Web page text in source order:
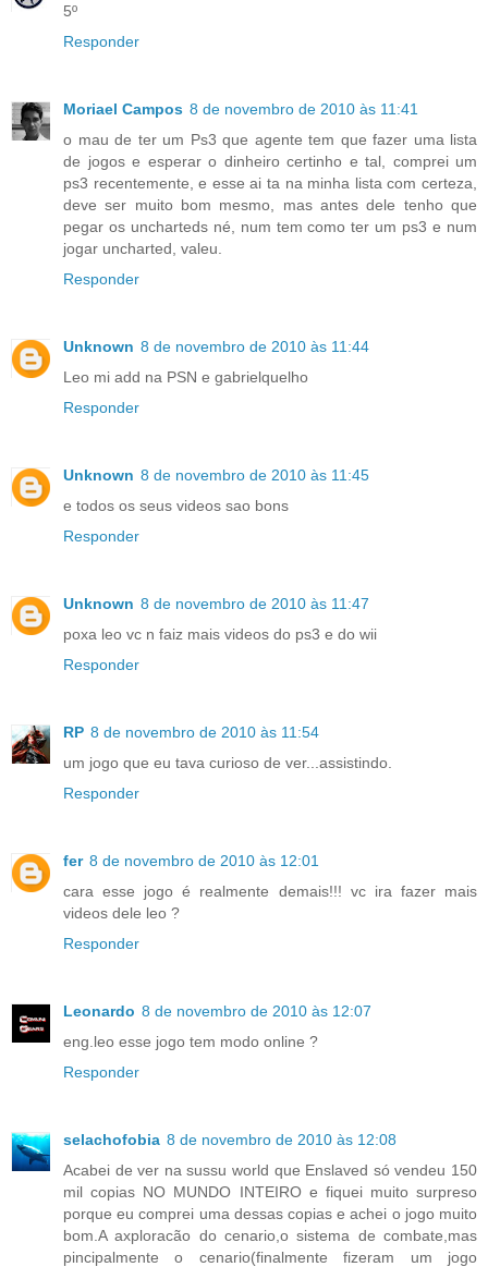
5º
Responder
Moriael Campos 8 de novembro de 2010 às 11:41
o mau de ter um Ps3 que agente tem que fazer uma lista
de jogos e esperar o dinheiro certinho e tal, comprei um
ps3 recentemente, e esse ai ta na minha lista com certeza,
deve ser muito bom mesmo, mas antes dele tenho que
pegar os uncharteds né, num tem como ter um ps3 e num
jogar uncharted, valeu.
Responder
Unknown 8 de novembro de 2010 às 11:44
Leo mi add na PSN e gabrielquelho
Responder
Unknown 8 de novembro de 2010 às 11:45
e todos os seus videos sao bons
Responder
Unknown 8 de novembro de 2010 às 11:47
poxa leo vc n faiz mais videos do ps3 e do wii
Responder
RP 8 de novembro de 2010 às 11:54
um jogo que eu tava curioso de ver...assistindo.
Responder
fer 8 de novembro de 2010 às 12:01
cara esse jogo é realmente demais!!! vc ira fazer mais
videos dele leo ?
Responder
Leonardo 8 de novembro de 2010 às 12:07
eng.leo esse jogo tem modo online ?
Responder
selachofobia 8 de novembro de 2010 às 12:08
Acabei de ver na sussu world que Enslaved só vendeu 150
mil copias NO MUNDO INTEIRO e fiquei muito surpreso
porque eu comprei uma dessas copias e achei o jogo muito
bom.A axploracão do cenario,o sistema de combate,mas
pincipalmente o cenario(finalmente fizeram um jogo